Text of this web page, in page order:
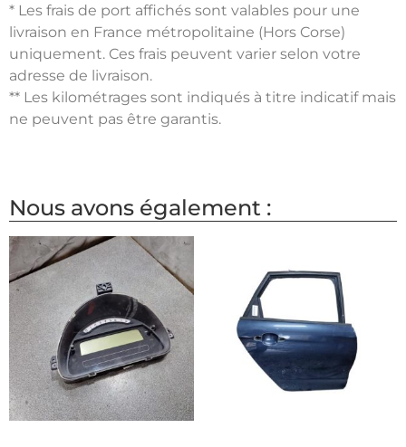
* Les frais de port affichés sont valables pour une
livraison en France métropolitaine (Hors Corse)
uniquement. Ces frais peuvent varier selon votre
adresse de livraison.
** Les kilométrages sont indiqués à titre indicatif mais
ne peuvent pas être garantis.
Nous avons également :